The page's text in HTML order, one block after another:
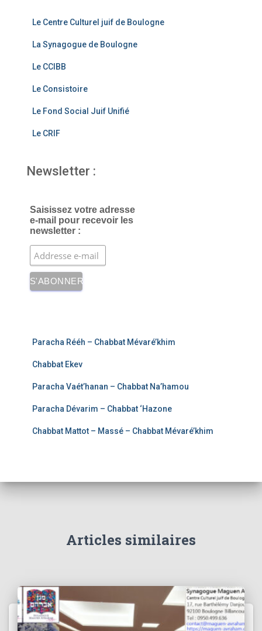
b
o
o
k
a
m
Le Centre Culturel juif de Boulogne
La Synagogue de Boulogne
Le CCIBB
Le Consistoire
Le Fond Social Juif Unifié
Le CRIF
Newsletter :
Saisissez votre adresse
e-mail pour recevoir les
newsletter :
Paracha Rééh – Chabbat Mévaré’khim
Chabbat Ekev
Paracha Vaét’hanan – Chabbat Na’hamou
Paracha Dévarim – Chabbat ‘Hazone
Chabbat Mattot – Massé – Chabbat Mévaré’khim
Articles similaires